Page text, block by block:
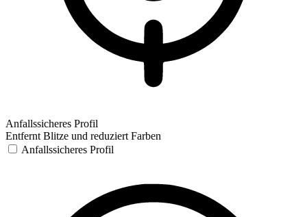
Anfallssicheres Profil
Entfernt Blitze und reduziert Farben
Anfallssicheres Profil